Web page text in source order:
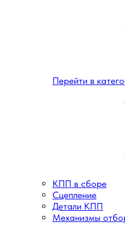
Перейти в
КПП в сборе
Сцепление
Детали КПП
Механизмы